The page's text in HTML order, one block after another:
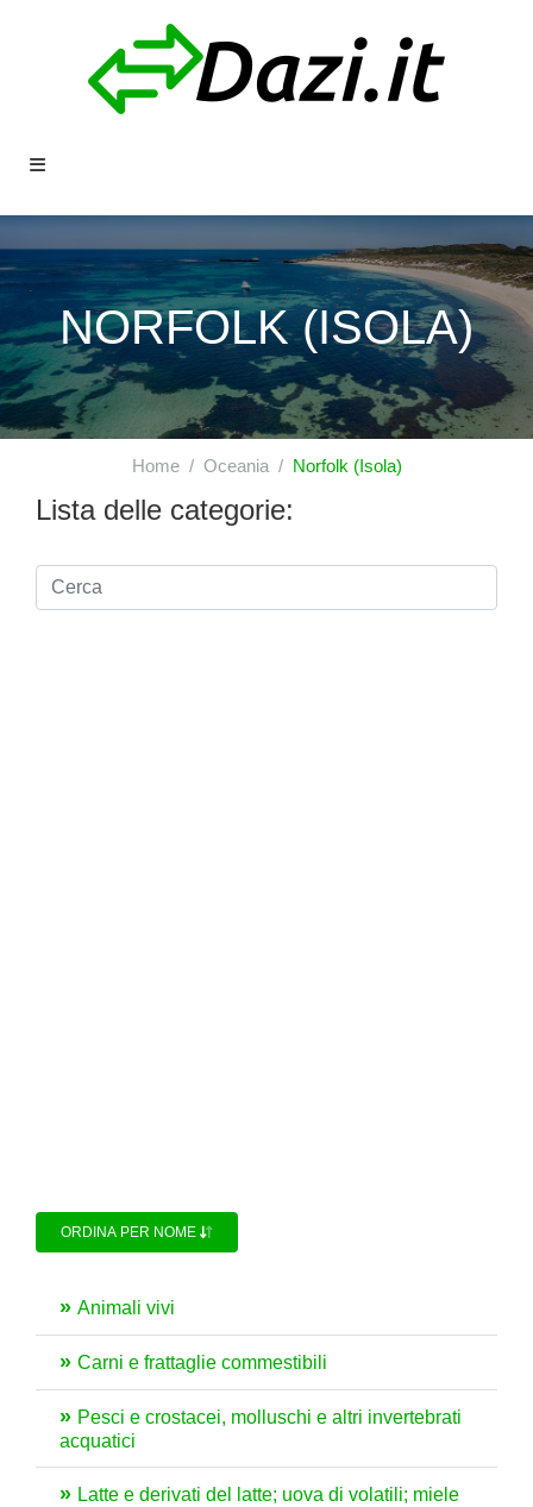
NORFOLK (ISOLA)
Home Oceania Norfolk (Isola)
Lista delle categorie:
ORDINA PER NOME
Animali vivi
Carni e frattaglie commestibili
Pesci e crostacei, molluschi e altri invertebrati
acquatici
Latte e derivati del latte; uova di volatili; miele